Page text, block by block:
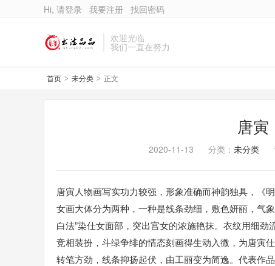
Hi, 请登录 我要注册 找回密码
欢迎光临
我们一直在努力
首页 > 未分类 > 正文
唐寅
2020-11-13 分类： 未分类
唐寅人物画写实功力较强，形象准确而神韵独具，《
女画大体分为两种，一种是线条劲细，敷色妍丽，气
白法”染仕女面部，突出宫女的浓施艳抹。衣纹用细
竞相装扮，斗绿争绯的情态刻画得生动入微，为唐寅
转笔方劲，线条抑扬起伏，由工丽变为简逸。代表作